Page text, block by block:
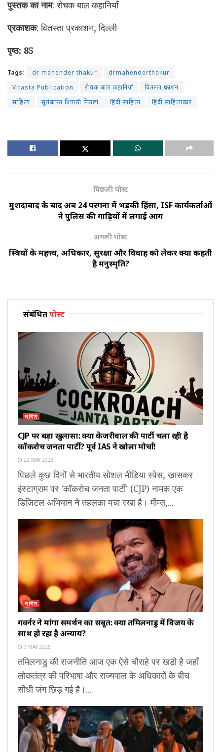
पुस्तक का नाम: रोचक बाल कहानियाँ
प्रकाशक: वितस्ता प्रकाशन, दिल्ली
पृष्ठ: 85
Tags: dr mahender thakur
drmahenderthakur
Vitasta Publication
रोचक बाल कहानियाँ
वितस्ता प्रकाशन
साहित्य
सूर्यकान्त त्रिपाठी निराला हिंदी साहित्य हिंदी साहित्यकार
पिछली पोस्ट
मुर्शिदाबाद के बाद अब 24 परगना में भड़की हिंसा, ISF कार्यकर्ताओं
ने पुलिस की गाड़ियों में लगाई आग
अगली पोस्ट
स्त्रियों के महत्त्व, अधिकार, सुरक्षा और विवाह को लेकर क्या कहती
है मनुस्मृति?
संबंधितपोस्ट
चर्चित
CJP पर बड़ा खुलासा: क्या केजरीवाल की पार्टी चला रही है
कॉकरोच जनता पार्टी? पूर्व IAS ने खोला मोर्चा!
22 MAY 2026
पिछले कुछ दिनों से भारतीय सोशल मीडिया स्पेस, खासकर
इंस्टाग्राम पर 'कॉकरोच जनता पार्टी' (CJP) नामक एक
डिजिटल अभियान ने तहलका मचा रखा है। मीम्स,...
चर्चित
गवर्नर ने मांगा समर्थन का सबूत: क्या तमिलनाडु में विजय के
साथ हो रहा है अन्याय?
7 MAY 2026
तमिलनाडु की राजनीति आज एक ऐसे चौराहे पर खड़ी है जहाँ
लोकतंत्र की परिभाषा और राज्यपाल के अधिकारों के बीच
सीधी जंग छिड़ गई है।...